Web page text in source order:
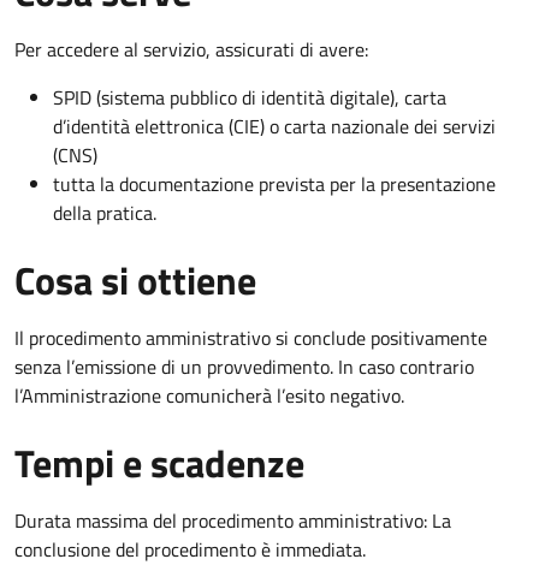
Per accedere al servizio, assicurati di avere:
SPID (sistema pubblico di identità digitale), carta
d’identità elettronica (CIE) o carta nazionale dei servizi
(CNS)
tutta la documentazione prevista per la presentazione
della pratica.
Cosa si ottiene
Il procedimento amministrativo si conclude positivamente
senza l’emissione di un provvedimento. In caso contrario
l’Amministrazione comunicherà l’esito negativo.
Tempi e scadenze
Durata massima del procedimento amministrativo: La
conclusione del procedimento è immediata.